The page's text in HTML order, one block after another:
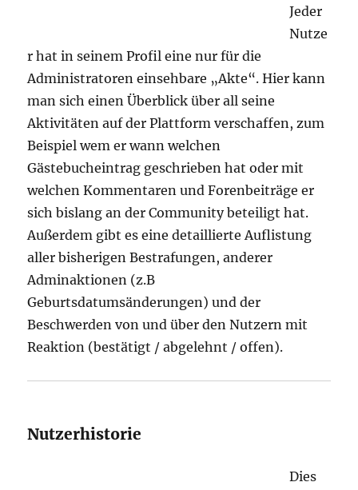
Jeder
Nutze
r hat in seinem Profil eine nur für die
Administratoren einsehbare „Akte“. Hier kann
man sich einen Überblick über all seine
Aktivitäten auf der Plattform verschaffen, zum
Beispiel wem er wann welchen
Gästebucheintrag geschrieben hat oder mit
welchen Kommentaren und Forenbeiträge er
sich bislang an der Community beteiligt hat.
Außerdem gibt es eine detaillierte Auflistung
aller bisherigen Bestrafungen, anderer
Adminaktionen (z.B
Geburtsdatumsänderungen) und der
Beschwerden von und über den Nutzern mit
Reaktion (bestätigt / abgelehnt / offen).
Nutzerhistorie
Dies